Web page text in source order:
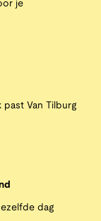
je
Van Tilburg
dag